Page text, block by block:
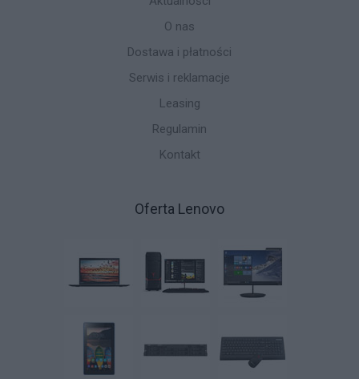
O nas
Dostawa i płatności
Serwis i reklamacje
Leasing
Regulamin
Kontakt
Oferta Lenovo